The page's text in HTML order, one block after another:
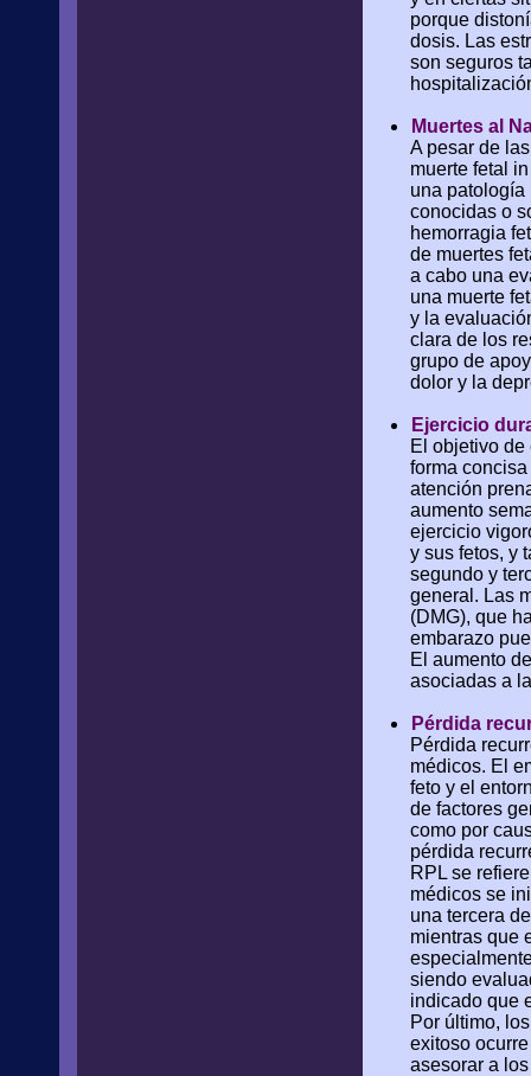
porque
dosis. Las
son seguros
Muertes al
A pesar de
muerte fetal
una patología
conocidas o
hemorragia
de muertes
a cabo una
una muerte
y la
clara de los
grupo de
dolor y la
Ejercicio
El objetivo
forma
atención
aumento
ejercicio
y sus fetos, y
segundo y
general. Las
(DMG), que
embarazo
El aumento
asociadas a
Pérdida
Pérdida
médicos. El
feto y el
de factores
como por
pérdida
RPL se
médicos se
una tercera
mientras que
siendo
indicado que
Por último,
exitoso
asesorar a